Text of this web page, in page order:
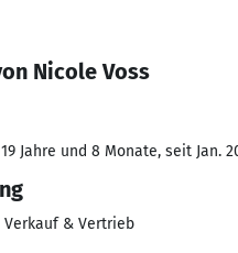
Nicole Voss
19 Jahre und 8 Monate, seit Jan.
Verkauf & Vertrieb